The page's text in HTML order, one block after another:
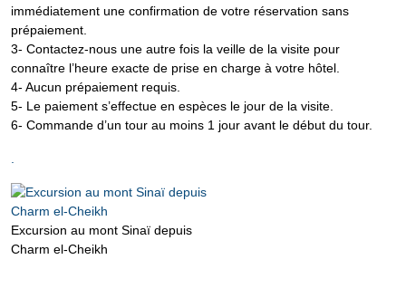
immédiatement une confirmation de votre réservation sans
prépaiement.
3- Contactez-nous une autre fois la veille de la visite pour
connaître l’heure exacte de prise en charge à votre hôtel.
4- Aucun prépaiement requis.
5- Le paiement s’effectue en espèces le jour de la visite.
6- Commande d’un tour au moins 1 jour avant le début du tour.
Excursion au mont Sinaï depuis
Charm el-Cheikh